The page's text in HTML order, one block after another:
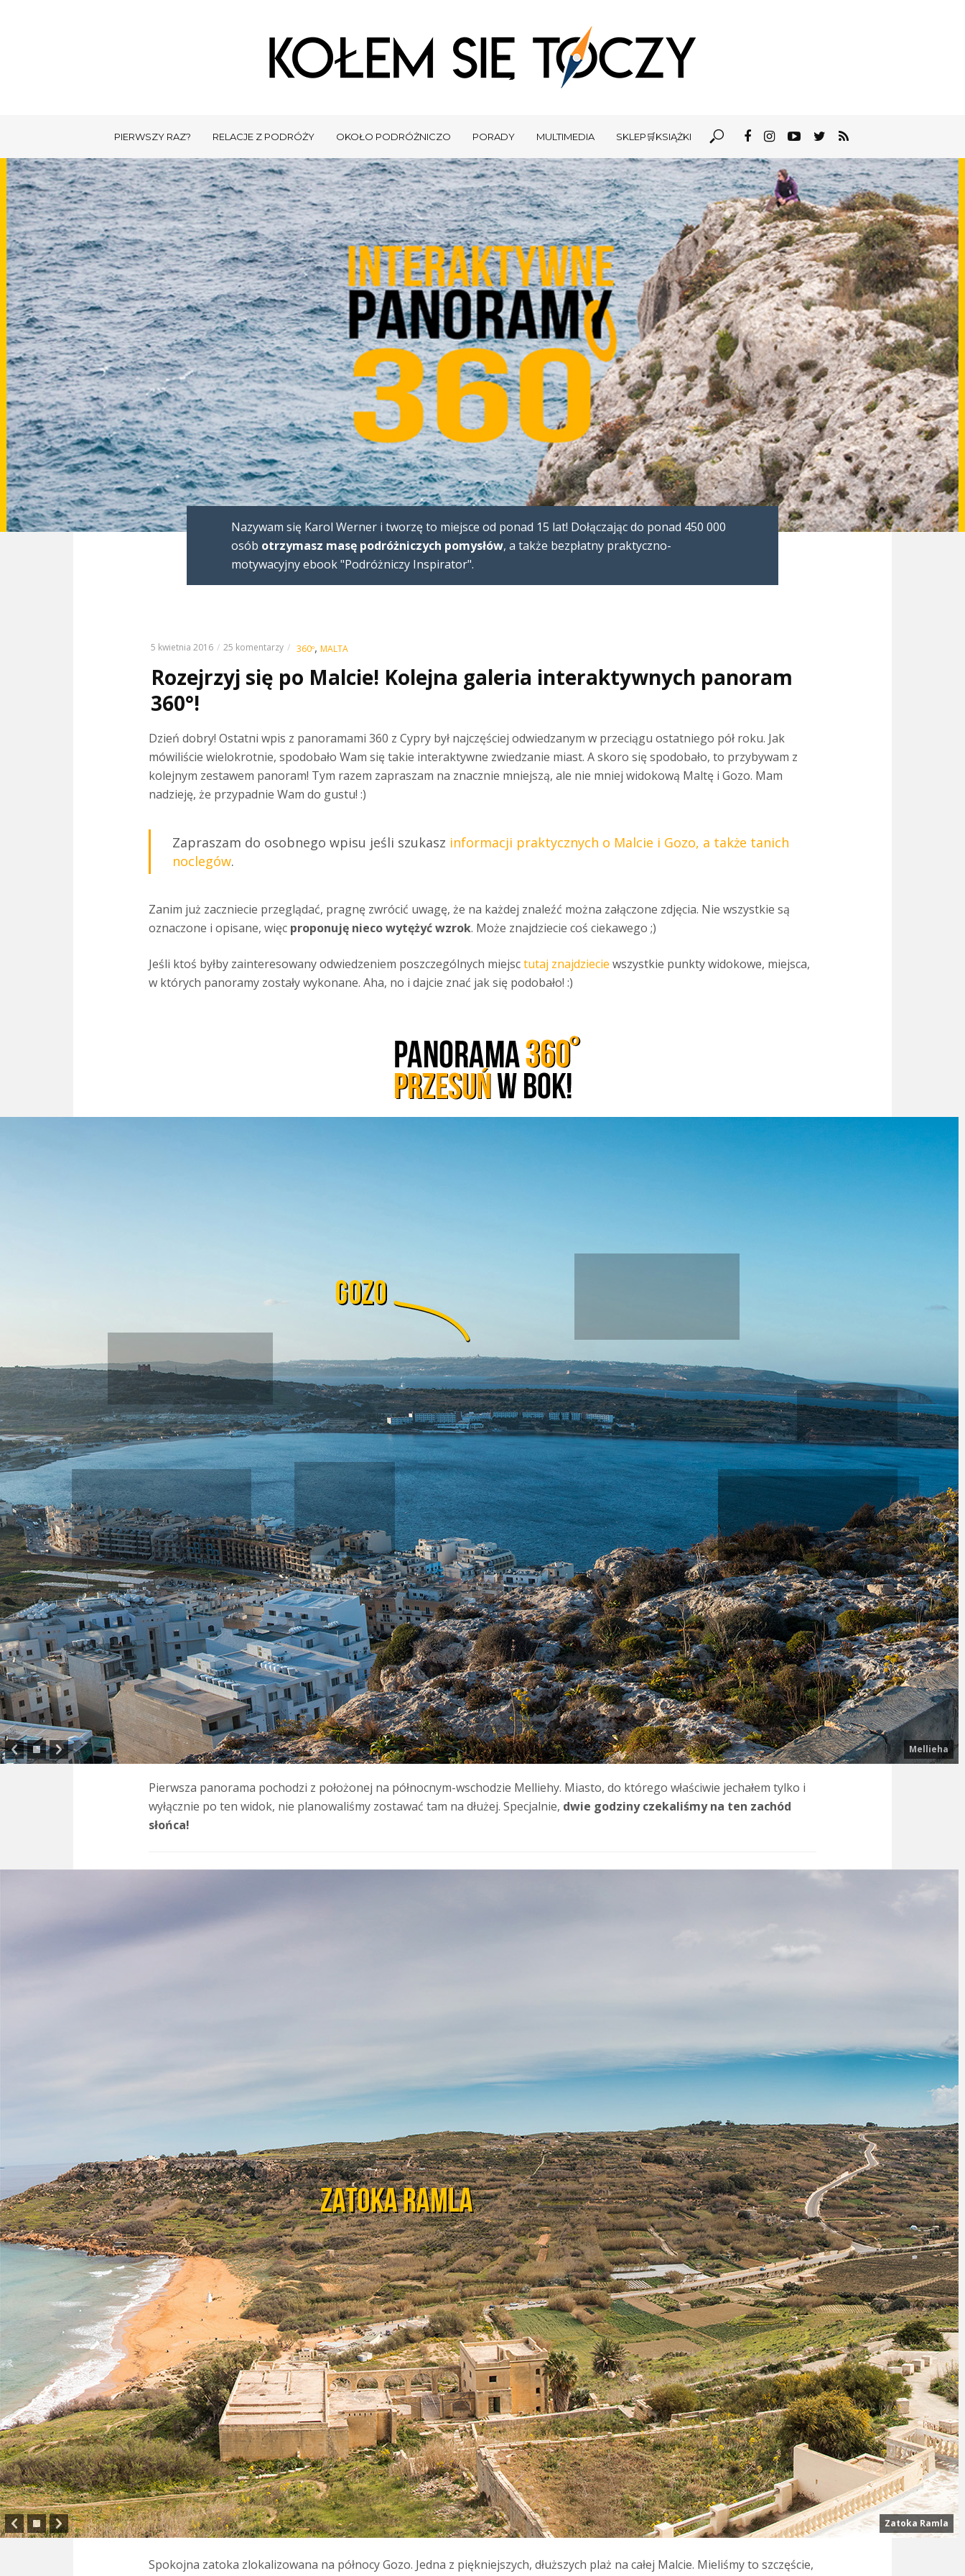
PIERWSZY RAZ? RELACJE Z PODRÓŻY OKOŁO PODRÓŻNICZO PORADY MULTIMEDIA SKLEP🛒KSIĄŻKI
Nazywam się Karol Werner i tworzę to miejsce od ponad 15 lat! Dołączając do ponad 450 000
osób otrzymasz masę podróżniczych pomysłów, a także bezpłatny praktyczno-
motywacyjny ebook "Podróżniczy Inspirator".
5 kwietnia 2016 25 komentarzy 360º, MALTA
Rozejrzyj się po Malcie! Kolejna galeria interaktywnych panoram
360°!
Dzień dobry! Ostatni wpis z panoramami 360 z Cypry był najczęściej odwiedzanym w przeciągu ostatniego pół roku. Jak
mówiliście wielokrotnie, spodobało Wam się takie interaktywne zwiedzanie miast. A skoro się spodobało, to przybywam z
kolejnym zestawem panoram! Tym razem zapraszam na znacznie mniejszą, ale nie mniej widokową Maltę i Gozo. Mam
nadzieję, że przypadnie Wam do gustu! :)
Zapraszam do osobnego wpisu jeśli szukasz informacji praktycznych o Malcie i Gozo, a także tanich
noclegów.
Zanim już zaczniecie przeglądać, pragnę zwrócić uwagę, że na każdej znaleźć można załączone zdjęcia. Nie wszystkie są
oznaczone i opisane, więc proponuję nieco wytężyć wzrok. Może znajdziecie coś ciekawego ;)
Jeśli ktoś byłby zainteresowany odwiedzeniem poszczególnych miejsctutaj znajdziecie wszystkie punkty widokowe, miejsca,
w których panoramy zostały wykonane. Aha, no i dajcie znać jak się podobało! :)
Mellieha
Pierwsza panorama pochodzi z położonej na północnym-wschodzie Melliehy. Miasto, do którego właściwie jechałem tylko i
wyłącznie po ten widok, nie planowaliśmy zostawać tam na dłużej. Specjalnie, dwie godziny czekaliśmy na ten zachód
słońca!
Zatoka Ramla
Spokojna zatoka zlokalizowana na północy Gozo. Jedna z piękniejszych, dłuższych plaż na całej Malcie. Mieliśmy to szczęście,